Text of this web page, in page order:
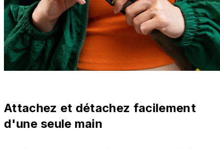
Attachez et détachez facilement
d'une seule main